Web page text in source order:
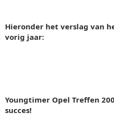
Hieronder het verslag van
vorig jaar:
Youngtimer Opel Treffen
succes!